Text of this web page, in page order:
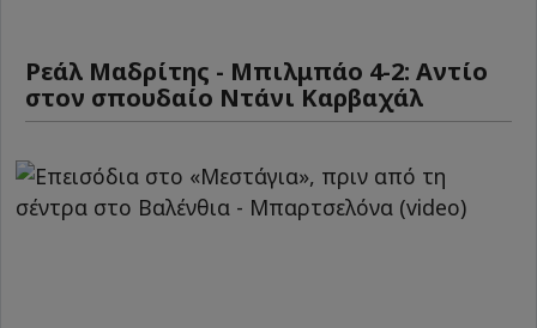
Ρεάλ Μαδρίτης - Μπιλμπάο 4-2: Αντίο
στον σπουδαίο Ντάνι Καρβαχάλ